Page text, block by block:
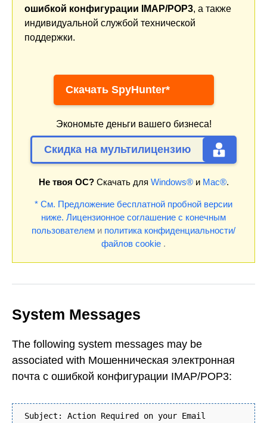
ошибкой конфигурации IMAP/POP3, а также
индивидуальной службой технической
поддержки.
Скачать SpyHunter*
Экономьте деньги вашего бизнеса!
Скидка на мультилицензию
Не твоя ОС?Скачать для Windows®и Mac®.
* См. Предложение бесплатной пробной версии
ниже. Лицензионное соглашение с конечным
пользователем и политика конфиденциальности/
файлов cookie .
System Messages
The following system messages may be
associated with Мошенническая электронная
почта с ошибкой конфигурации IMAP/POP3:
Subject: Action Required on your Email